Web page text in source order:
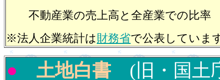
不動産業の売上高と全産業での比率
※法人企業統計は財務省で公表していま
● 土地白書 (旧・国